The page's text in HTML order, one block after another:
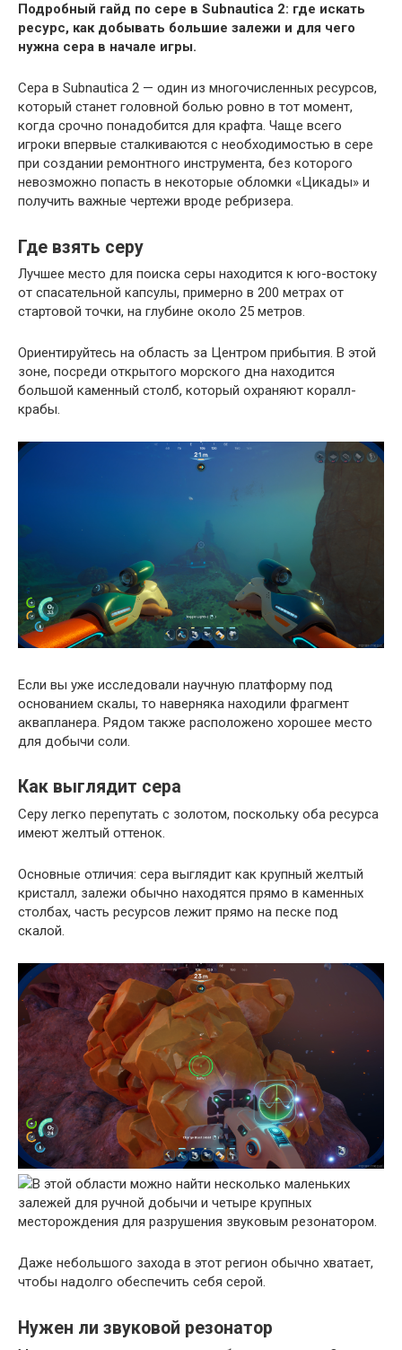
Подробный гайд по сере в Subnautica 2: где искать
ресурс, как добывать большие залежи и для чего
нужна сера в начале игры.
Сера в Subnautica 2 — один из многочисленных ресурсов,
который станет головной болью ровно в тот момент,
когда срочно понадобится для крафта. Чаще всего
игроки впервые сталкиваются с необходимостью в сере
при создании ремонтного инструмента, без которого
невозможно попасть в некоторые обломки «Цикады» и
получить важные чертежи вроде ребризера.
Где взять серу
Лучшее место для поиска серы находится к юго-востоку
от спасательной капсулы, примерно в 200 метрах от
стартовой точки, на глубине около 25 метров.
Ориентируйтесь на область за Центром прибытия. В этой
зоне, посреди открытого морского дна находится
большой каменный столб, который охраняют коралл-
крабы.
Если вы уже исследовали научную платформу под
основанием скалы, то наверняка находили фрагмент
аквапланера. Рядом также расположено хорошее место
для добычи соли.
Как выглядит сера
Серу легко перепутать с золотом, поскольку оба ресурса
имеют желтый оттенок.
Основные отличия: сера выглядит как крупный желтый
кристалл, залежи обычно находятся прямо в каменных
столбах, часть ресурсов лежит прямо на песке под
скалой.
В этой области можно найти несколько маленьких
залежей для ручной добычи и четыре крупных
месторождения для разрушения звуковым резонатором.
Даже небольшого захода в этот регион обычно хватает,
чтобы надолго обеспечить себя серой.
Нужен ли звуковой резонатор